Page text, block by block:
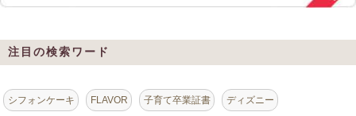
注目の検索ワード
シフォンケーキ FLAVOR 子育て卒業証書 ディズニー